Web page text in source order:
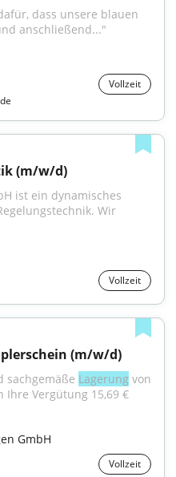
dass unsere blauen
anschließend..."
Vollzeit
(m/w/d)
ist ein dynamisches
Vollzeit
(m/w/d)
sachgemäße Lagerung von
Ihre Vergütung 15,69 €
GmbH
Vollzeit